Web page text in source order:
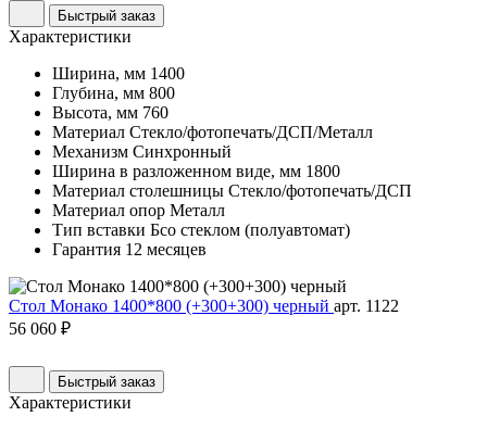
Быстрый заказ
Характеристики
Ширина, мм 1400
Глубина, мм 800
Высота, мм 760
Материал Стекло/фотопечать/ДСП/Металл
Механизм Синхронный
Ширина в разложенном виде, мм 1800
Материал столешницы Стекло/фотопечать/ДСП
Материал опор Металл
Тип вставки Бсо стеклом (полуавтомат)
Гарантия 12 месяцев
Стол Монако 1400*800 (+300+300) черный арт. 1122
56 060 ₽
Быстрый заказ
Характеристики